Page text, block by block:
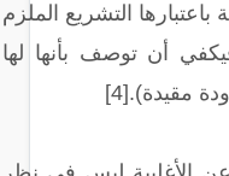
التشريع الملزم
أن توصف بأنها لها
مقيدة).[4]